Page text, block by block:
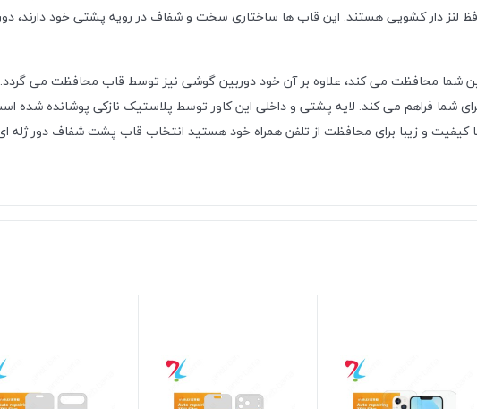
لنز دار کشویی هستند. این قاب ها ساختاری سخت و شفاف در رویه پشتی خود
شما محافظت می کند، علاوه بر آن خود دوربین گوشی نیز توسط قاب محافظت می
فراهم می کند. لایه پشتی و داخلی این کاور توسط پلاستیک نازکی پوشانده شده است
کیفیت و زیبا برای محافظت از تلفن همراه خود هستید انتخاب قاب پشت شفاف دور ژله